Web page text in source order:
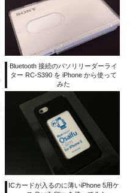
Bluetooth 接続のパソリリーダーライ
ター RC-S390 を iPhone から使って
みた
ICカードが入るのに薄いiPhone 5用ケ